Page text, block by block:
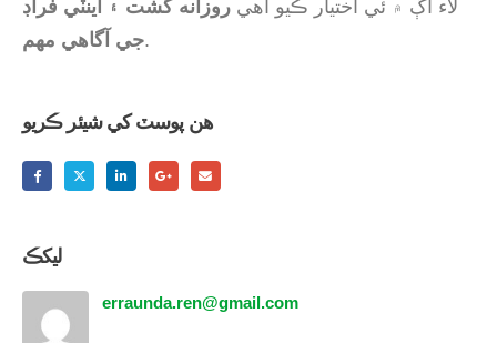
لاء اڳ ۾ ئي اختيار ڪيو آهي روزانه گشت ۽ اينٽي فراڊ
جي آگاهي مهم.
ھن پوسٽ کي شيئر ڪريو
ليکڪ
erraunda.ren@gmail.com